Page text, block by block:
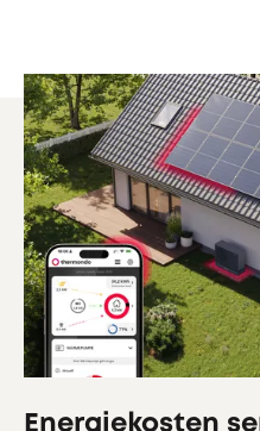
Energiekosten